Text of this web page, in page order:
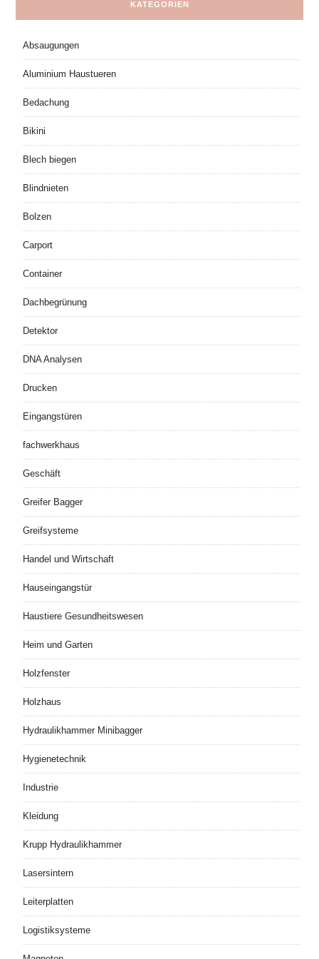
KATEGORIEN
Absaugungen
Aluminium Haustueren
Bedachung
Bikini
Blech biegen
Blindnieten
Bolzen
Carport
Container
Dachbegrünung
Detektor
DNA Analysen
Drucken
Eingangstüren
fachwerkhaus
Geschäft
Greifer Bagger
Greifsysteme
Handel und Wirtschaft
Hauseingangstür
Haustiere Gesundheitswesen
Heim und Garten
Holzfenster
Holzhaus
Hydraulikhammer Minibagger
Hygienetechnik
Industrie
Kleidung
Krupp Hydraulikhammer
Lasersintern
Leiterplatten
Logistiksysteme